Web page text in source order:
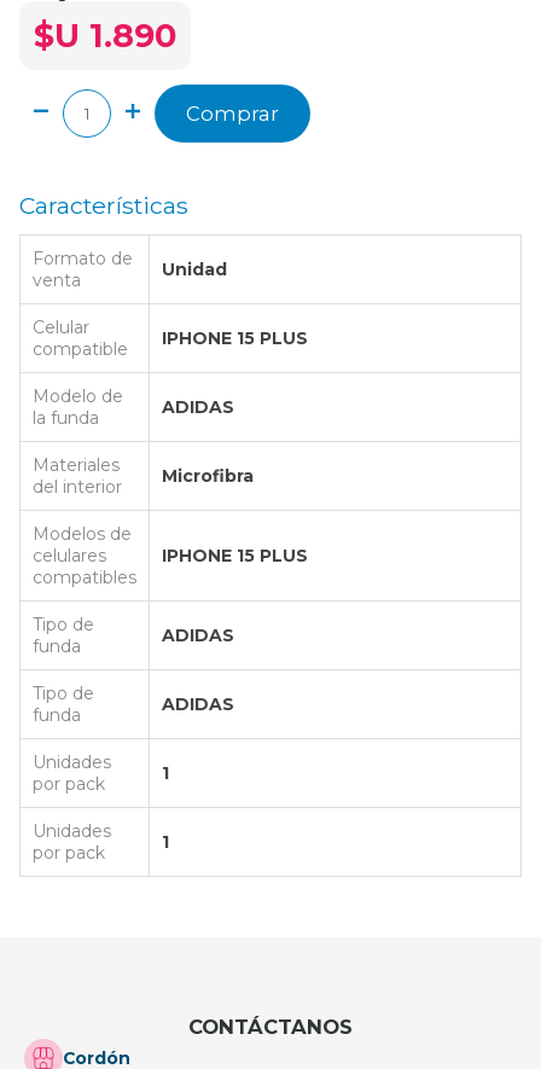
$U 1.890
Comprar
Características
Formato de
venta
Unidad
Celular
compatible
IPHONE 15 PLUS
Modelo de
la funda
ADIDAS
Materiales
del interior
Microfibra
Modelos de
celulares
compatibles
IPHONE 15 PLUS
Tipo de
funda
ADIDAS
Tipo de
funda
ADIDAS
Unidades
por pack
1
Unidades
por pack
1
CONTÁCTANOS
Cordón